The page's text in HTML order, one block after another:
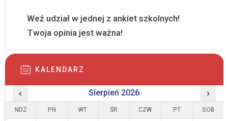
Weź udział w jednej z ankiet szkolnych!
Twoja opinia jest ważna!
KALENDARZ
‹ Sierpień 2026 ›
NDZ PN WT ŚR CZW PT SOB